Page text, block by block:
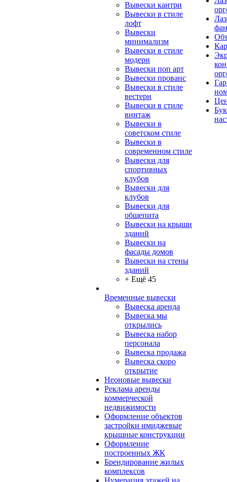
Вывески кантри
Вывески в стиле
лофт
Вывески
минимализм
Вывески в стиле
модерн
Вывески поп арт
Вывески прованс
Вывески в стиле
вестерн
Вывески в стиле
винтаж
Вывески в
советском стиле
Вывески в
современном стиле
Вывески для
спортивных
клубов
Вывески для
клубов
Вывески для
общепита
Вывески на крыши
зданий
Вывески на
фасады домов
Вывески на стены
зданий
+ Ещё 45
Временные вывески
Вывеска аренда
Вывеска мы
открылись
Вывеска набор
персонала
Вывеска продажа
Вывеска скоро
открытие
Неоновые вывески
Реклама аренды
коммерческой
недвижимости
Оформление объектов
застройки имиджевые
крышные конструкции
Оформление
построенных ЖК
Брендирование жилых
комплексов
Нумерация этажей на